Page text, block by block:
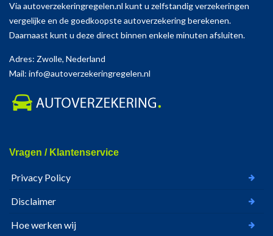
Via autoverzekeringregelen.nl kunt u zelfstandig verzekeringen
vergelijke en de goedkoopste autoverzekering berekenen.
Daarnaast kunt u deze direct binnen enkele minuten afsluiten.
Adres: Zwolle, Nederland
Mail: info@autoverzekeringregelen.nl
Vragen / Klantenservice
Privacy Policy
Disclaimer
Hoe werken wij